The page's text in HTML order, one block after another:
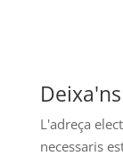
L'adreça
necessaris